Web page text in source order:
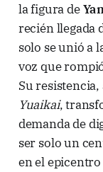
la figura de
recién llegada
solo se unió a
voz que
Su
Yuaikai,
demanda de
ser solo un
en el epicentro